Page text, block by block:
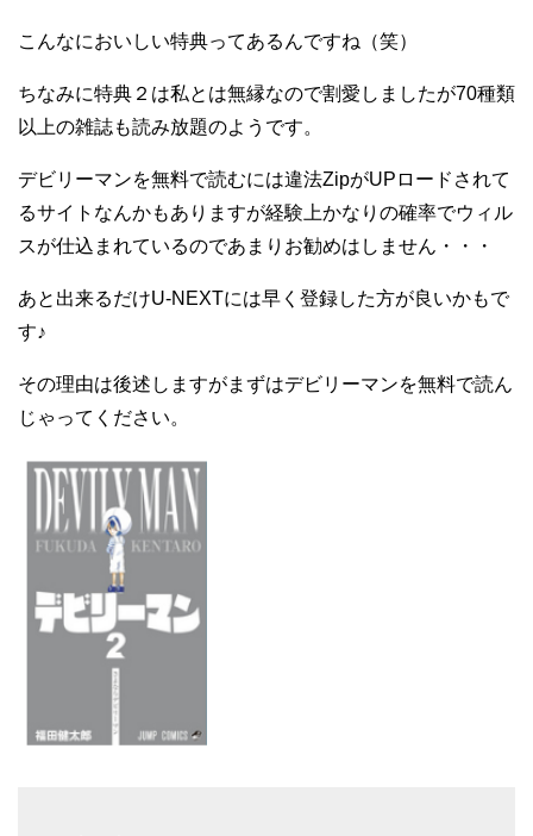
こんなにおいしい特典ってあるんですね（笑）
ちなみに特典２は私とは無縁なので割愛しましたが70種類
以上の雑誌も読み放題のようです。
デビリーマンを無料で読むには違法ZipがUPロードされて
るサイトなんかもありますが経験上かなりの確率でウィル
スが仕込まれているのであまりお勧めはしません・・・
あと出来るだけU-NEXTには早く登録した方が良いかもで
す♪
その理由は後述しますがまずはデビリーマンを無料で読ん
じゃってください。